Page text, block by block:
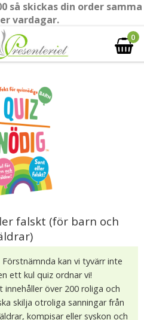
så skickas din order samma
vardagar.
0
falskt (för barn och
kan vi tyvärr inte
ett kul quiz ordnar vi!
över 200 roliga och
skilja otroliga sanningar från
kompisar eller syskon och